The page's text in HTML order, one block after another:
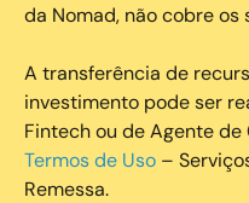
da Nomad, não cobre
A transferência de
investimento pode ser
Fintech ou de Agente
Termos de Uso –
Remessa.